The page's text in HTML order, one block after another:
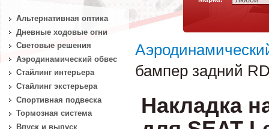
бампер задний
Накладка
Альтернативная оптика
Дневные ходовые огни
Световые решения
Аэродинамический обвес
Стайлинг интерьера
Стайлинг экстерьера
Спортивная подвеска
Тормозная система
Впуск и выпуск